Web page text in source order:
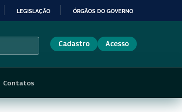
LEGISLAÇÃO ÓRGÃOS DO GOVERNO
Cadastro Acesso
Contatos